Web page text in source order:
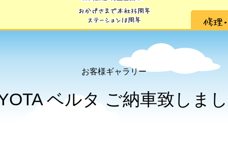
お客様ギャラリー
ベルタ ご納車致しま